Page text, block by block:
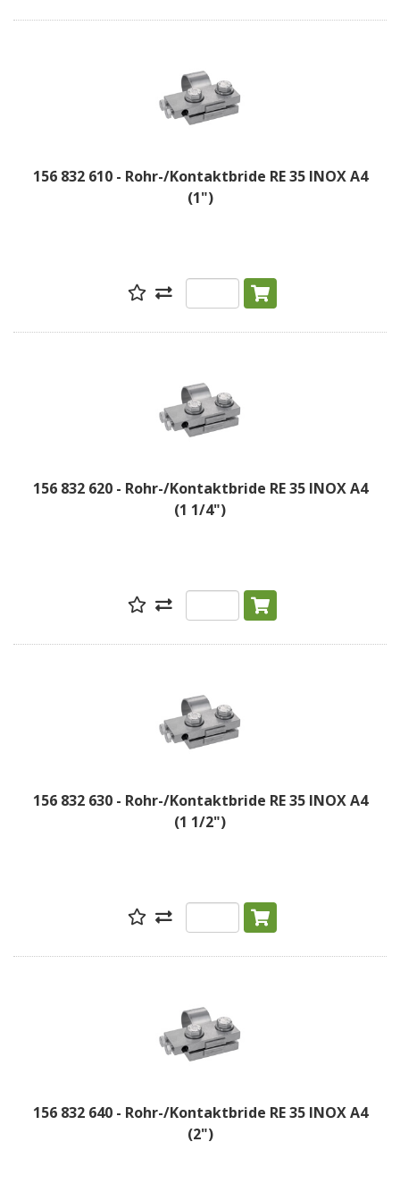
156 832 610 - Rohr-/Kontaktbride RE 35 INOX A4
(1")
156 832 620 - Rohr-/Kontaktbride RE 35 INOX A4
(1 1/4")
156 832 630 - Rohr-/Kontaktbride RE 35 INOX A4
(1 1/2")
156 832 640 - Rohr-/Kontaktbride RE 35 INOX A4
(2")